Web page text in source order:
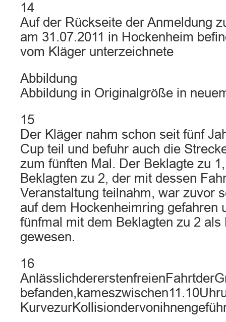
14
Auf der Rückseite der Anmeldung
am 31.07.2011 in Hockenheim
vom Kläger unterzeichnete
Abbildung
Abbildung in Originalgröße in
15
Der Kläger nahm schon seit fünf
Cup teil und befuhr auch die
zum fünften Mal. Der Beklagte zu
Beklagten zu 2, der mit dessen
Veranstaltung teilnahm, war zuvor
auf dem Hockenheimring gefahren
fünfmal mit dem Beklagten zu 2 als
gewesen.
16